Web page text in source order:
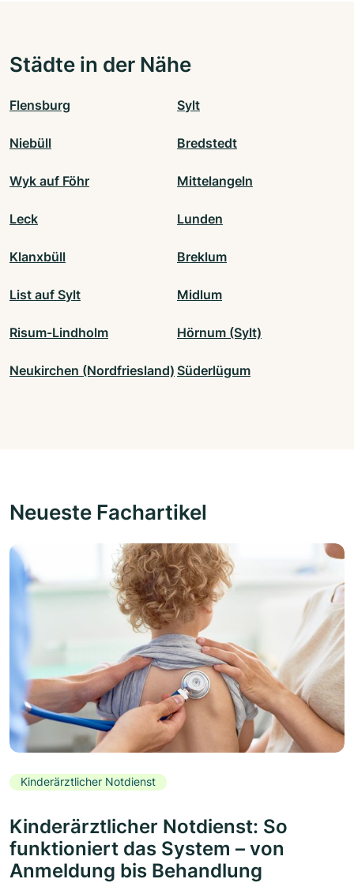
Städte in der Nähe
Flensburg Sylt
Niebüll Bredstedt
Wyk auf Föhr Mittelangeln
Leck Lunden
Klanxbüll Breklum
List auf Sylt Midlum
Risum-Lindholm Hörnum (Sylt)
Neukirchen (Nordfriesland) Süderlügum
Neueste Fachartikel
Kinderärztlicher Notdienst
Kinderärztlicher Notdienst: So
funktioniert das System – von
Anmeldung bis Behandlung